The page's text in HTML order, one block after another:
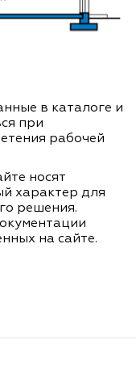
в каталоге и
при
рабочей
носят
характер для
решения.
на сайте.